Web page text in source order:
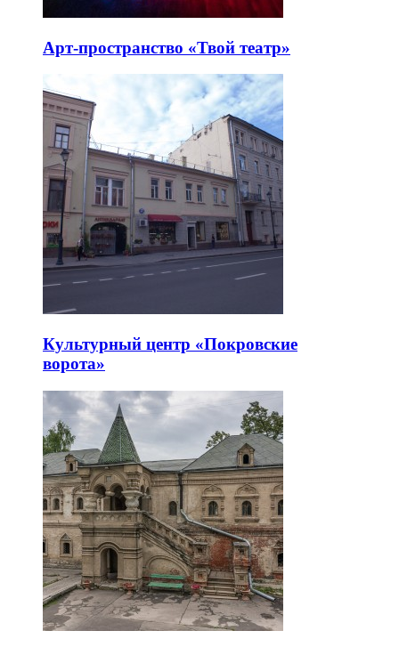
Арт-пространство «Твой театр»
Культурный центр «Покровские
ворота»